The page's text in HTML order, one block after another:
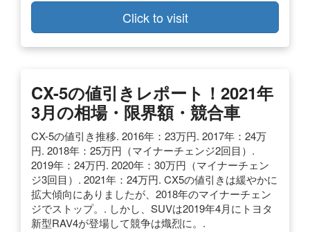
Click to visit
CX-5の値引きレポート！2021年
3月の相場・限界額・競合車
CX-5の値引き推移. 2016年：23万円. 2017年：24万
円. 2018年：25万円（マイナーチェンジ2回目）.
2019年：24万円. 2020年：30万円（マイナーチェン
ジ3回目）. 2021年：24万円. CX5の値引きは緩やかに
拡大傾向にありましたが、2018年のマイナーチェン
ジでストップ。. しかし、SUVは2019年4月にトヨタ
新型RAV4が登場して競争は熾烈に。.